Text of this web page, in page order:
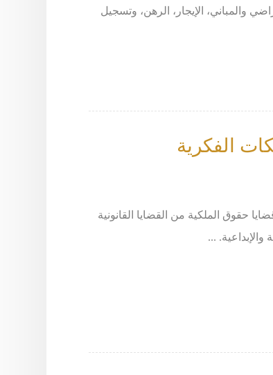
والمباني، الإيجار، الرهن، وتسجيل
الفكرية
- طلب استشارة يرجى الاتصال على 66633299 - تعد قضايا حقوق الملكية من القضايا القانونية
...